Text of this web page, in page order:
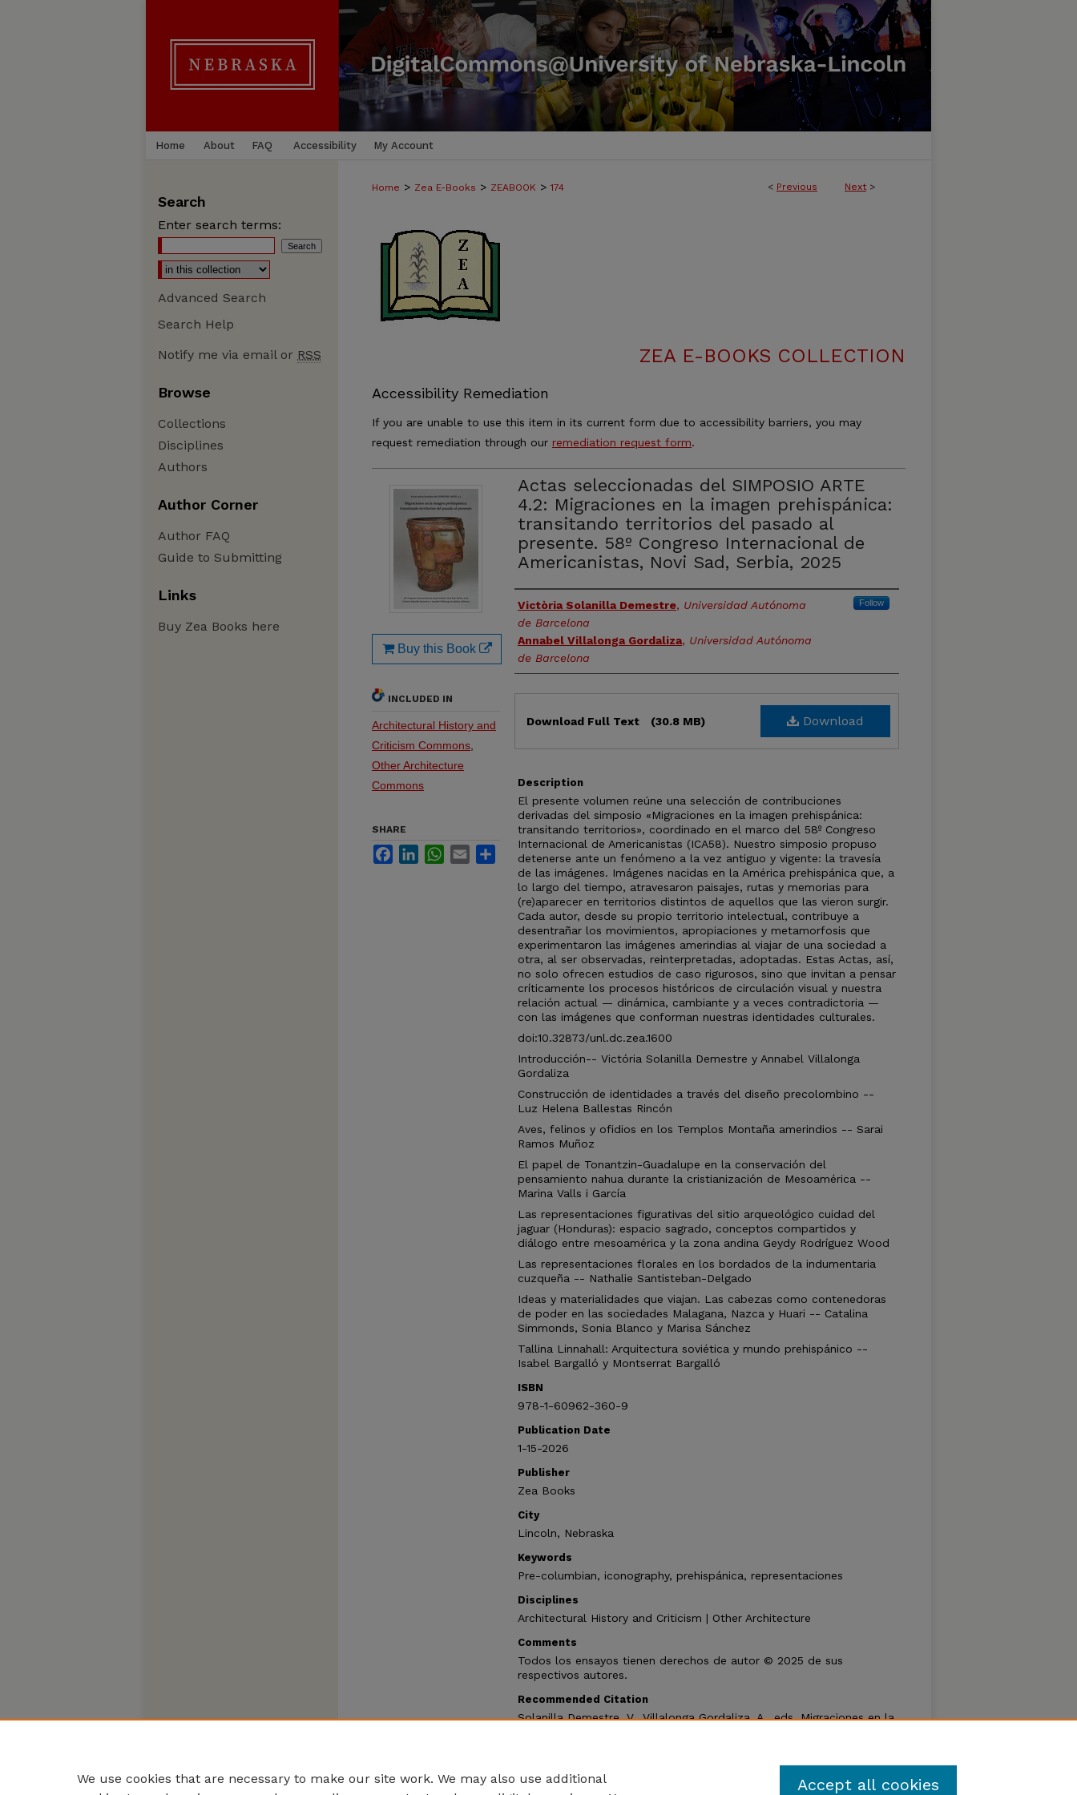
Home About FAQ Accessibility My Account
< Previous Next >
Home > Zea E-Books > ZEABOOK > 174
ZEA E-BOOKS COLLECTION
Accessibility Remediation
If you are unable to use this item in its current form due to accessibility barriers, you may
request remediation through our remediation request form.
Actas seleccionadas del SIMPOSIO ARTE
4.2: Migraciones en la imagen prehispánica:
transitando territorios del pasado al
presente. 58º Congreso Internacional de
Americanistas, Novi Sad, Serbia, 2025
Authors
Victòria Solanilla Demestre, Universidad Autónoma
de Barcelona
Follow
Annabel Villalonga Gordaliza, Universidad Autónoma
de Barcelona
Download
Download Full Text (30.8 MB)
Description
El presente volumen reúne una selección de contribuciones
derivadas del simposio «Migraciones en la imagen prehispánica:
transitando territorios», coordinado en el marco del 58º Congreso
Internacional de Americanistas (ICA58). Nuestro simposio propuso
detenerse ante un fenómeno a la vez antiguo y vigente: la travesía
de las imágenes. Imágenes nacidas en la América prehispánica que, a
lo largo del tiempo, atravesaron paisajes, rutas y memorias para
(re)aparecer en territorios distintos de aquellos que las vieron surgir.
Cada autor, desde su propio territorio intelectual, contribuye a
desentrañar los movimientos, apropiaciones y metamorfosis que
experimentaron las imágenes amerindias al viajar de una sociedad a
otra, al ser observadas, reinterpretadas, adoptadas. Estas Actas, así,
no solo ofrecen estudios de caso rigurosos, sino que invitan a pensar
críticamente los procesos históricos de circulación visual y nuestra
relación actual — dinámica, cambiante y a veces contradictoria —
con las imágenes que conforman nuestras identidades culturales.
doi:10.32873/unl.dc.zea.1600
Introducción-- Victória Solanilla Demestre y Annabel Villalonga
Gordaliza
Construcción de identidades a través del diseño precolombino --
Luz Helena Ballestas Rincón
Aves, felinos y ofidios en los Templos Montaña amerindios -- Sarai
Ramos Muñoz
El papel de Tonantzin-Guadalupe en la conservación del
pensamiento nahua durante la cristianización de Mesoamérica --
Marina Valls i García
Las representaciones figurativas del sitio arqueológico cuidad del
jaguar (Honduras): espacio sagrado, conceptos compartidos y
diálogo entre mesoamérica y la zona andina Geydy Rodríguez Wood
Las representaciones florales en los bordados de la indumentaria
cuzqueña -- Nathalie Santisteban-Delgado
Ideas y materialidades que viajan. Las cabezas como contenedoras
de poder en las sociedades Malagana, Nazca y Huari -- Catalina
Simmonds, Sonia Blanco y Marisa Sánchez
Tallina Linnahall: Arquitectura soviética y mundo prehispánico --
Isabel Bargalló y Montserrat Bargalló
ISBN
978-1-60962-360-9
Publication Date
1-15-2026
Publisher
Zea Books
City
Lincoln, Nebraska
Keywords
Pre-columbian, iconography, prehispánica, representaciones
Disciplines
Architectural History and Criticism | Other Architecture
Comments
Todos los ensayos tienen derechos de autor © 2025 de sus
respectivos autores.
Recommended Citation
Solanilla Demestre, V., Villalonga Gordaliza, A., eds. Migraciones en la
Nebraska: Zea Books, 2026.
Buy this Book
INCLUDED IN
Architectural History and
Criticism Commons
Other Architecture
Commons
SHARE
FacebookLinkedInWhatsApp
Email Share
Search
Enter search terms:
Advanced Search
Search Help
Notify me via email or RSS
Browse
Collections
Disciplines
Authors
Author Corner
Author FAQ
Guide to Submitting
Links
Buy Zea Books here
We use cookies that are necessary to make our site work. We may also use additional
Accept all cookies